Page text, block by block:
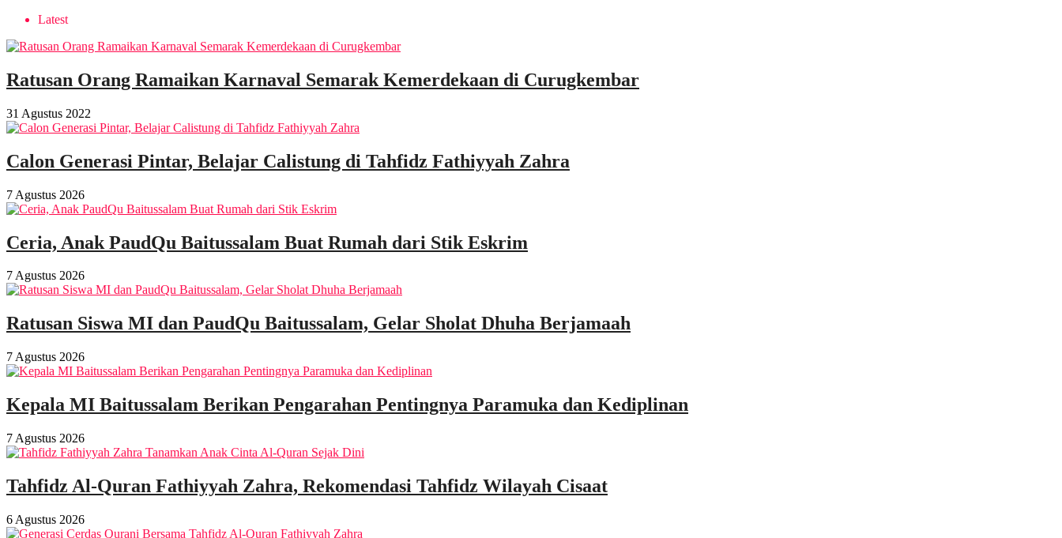
Latest
Ratusan Orang Ramaikan Karnaval Semarak Kemerdekaan di Curugkembar
31 Agustus 2022
Calon Generasi Pintar, Belajar Calistung di Tahfidz Fathiyyah Zahra
7 Agustus 2026
Ceria, Anak PaudQu Baitussalam Buat Rumah dari Stik Eskrim
7 Agustus 2026
Ratusan Siswa MI dan PaudQu Baitussalam, Gelar Sholat Dhuha Berjamaah
7 Agustus 2026
Kepala MI Baitussalam Berikan Pengarahan Pentingnya Paramuka dan Kediplinan
7 Agustus 2026
Tahfidz Al-Quran Fathiyyah Zahra, Rekomendasi Tahfidz Wilayah Cisaat
6 Agustus 2026